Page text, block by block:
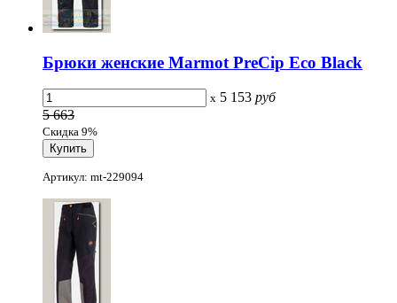
Брюки женские Marmot PreCip Eco Black
x 5 153 руб
5 663
Скидка 9%
Артикул: mt-229094